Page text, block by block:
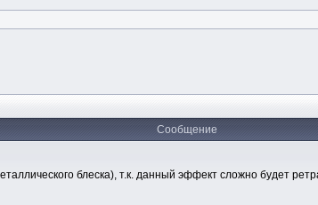
Сообщение
блеска), т.к. данный эффект сложно будет